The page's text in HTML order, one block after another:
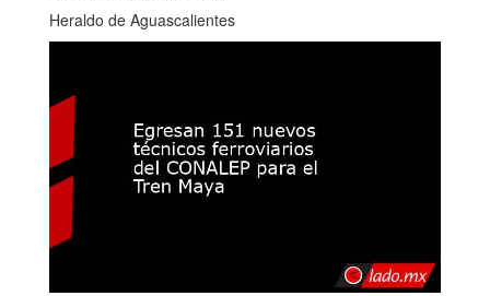
Heraldo de Aguascalientes